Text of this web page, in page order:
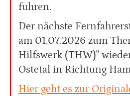
fuhren.
Der nächste
am 01.07.2026 zum
Hilfswerk (THW)"
Ostetal in Richtung
Hier geht es zur